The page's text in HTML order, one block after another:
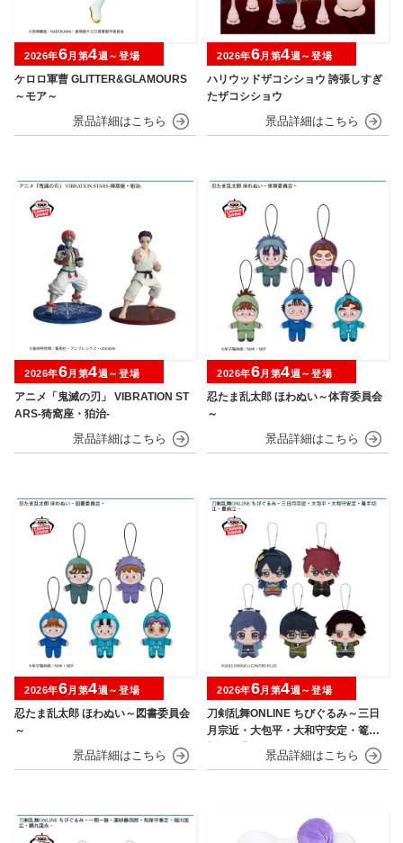
ケロロ軍曹 GLITTER&GLAMOURS
～モア～
2026年6月第4週～登場
ハリウッドザコシショウ 誇張しすぎ
たザコシショウ
2026年6月第4週～登場
アニメ「鬼滅の刃」 VIBRATION ST
ARS-猗窩座・狛治-
2026年6月第4週～登場
忍たま乱太郎 ほわぬい～体育委員会
～
2026年6月第4週～登場
忍たま乱太郎 ほわぬい～図書委員会
～
2026年6月第4週～登場
刀剣乱舞ONLINE ちびぐるみ～三日
月宗近・大包平・大和守安定・篭手
切江・豊前江～
2026年6月第4週～登場